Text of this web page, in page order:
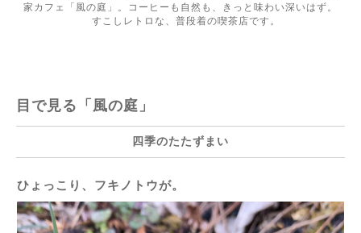
家カフェ「風の庭」。コーヒーも自然も、きっと味わい深いはず。
すこしレトロな、普段着の喫茶店です。
目で見る「風の庭」
四季のたたずまい
ひょっこり、フキノトウが。